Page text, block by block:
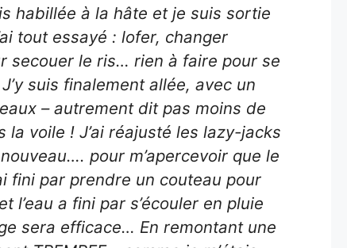
habillée à la hâte et je suis sortie
tout essayé : lofer, changer
secouer le ris… rien à faire pour se
suis finalement allée, avec un
– autrement dit pas moins de
la voile ! J’ai réajusté les lazy-jacks
pour m’apercevoir que le
fini par prendre un couteau pour
a fini par s’écouler en pluie
sera efficace… En remontant une